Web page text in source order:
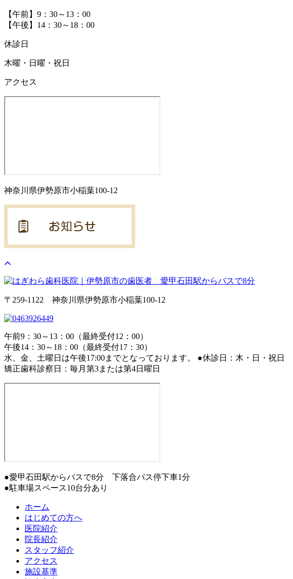
【午前】9：30～13：00
【午後】14：30～18：00
休診日
木曜・日曜・祝日
アクセス
神奈川県伊勢原市小稲葉100-12
〒259-1122 神奈川県伊勢原市小稲葉100-12
午前9：30～13：00（最終受付12：00）
午後14：30～18：00（最終受付17：30）
水、金、土曜日は午後17:00までとなっております。 ●休診日：木・日・祝日
矯正歯科診察日：毎月第3または第4日曜日
●愛甲石田駅からバスで8分 下落合バス停下車1分
●駐車場スペース10台分あり
ホーム
はじめての方へ
医院紹介
院長紹介
スタッフ紹介
アクセス
施設基準